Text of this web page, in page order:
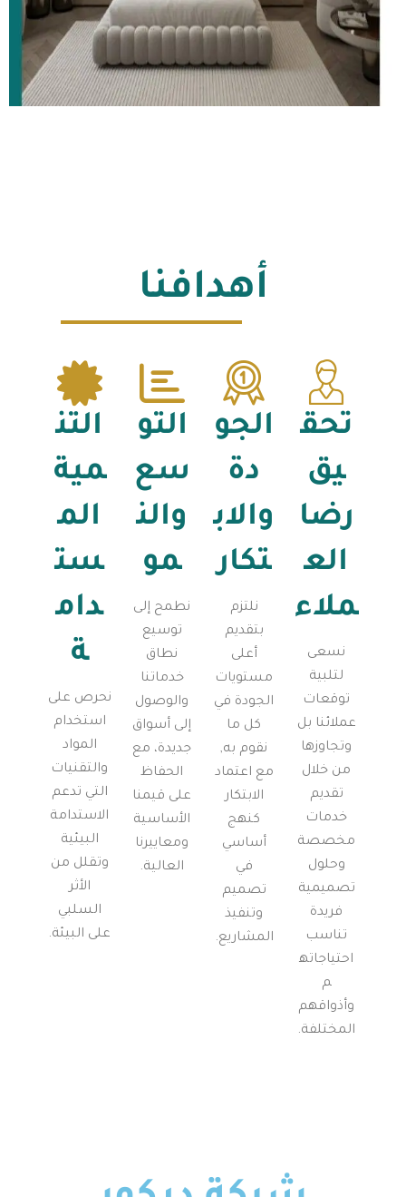
أهدافنا
تحق
يق
رضا
الع
ملاء
نسعى
لتلبية
توقعات
عملائنا بل
وتجاوزها
من خلال
تقديم
خدمات
مخصصة
وحلول
تصميمية
فريدة
تناسب
احتياجاته
م
وأذواقهم
المختلفة.
الجو
دة
والاب
تكار
نلتزم
بتقديم
أعلى
مستويات
الجودة في
كل ما
نقوم به,
مع اعتماد
الابتكار
كنهج
أساسي
في
تصميم
وتنفيذ
المشاريع.
التو
سع
والن
مو
نطمح إلى
توسيع
نطاق
خدماتنا
والوصول
إلى أسواق
جديدة، مع
الحفاظ
على قيمنا
الأساسية
ومعاييرنا
العالية.
التن
مية
الم
ست
دام
ة
نحرص على
استخدام
المواد
والتقنيات
التي تدعم
الاستدامة
البيئية
وتقلل من
الأثر
السلبي
على البيئة.